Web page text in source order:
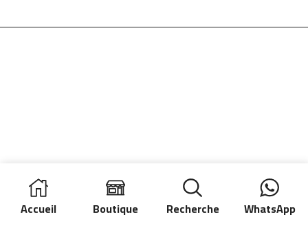
Accueil Boutique Recherche WhatsApp